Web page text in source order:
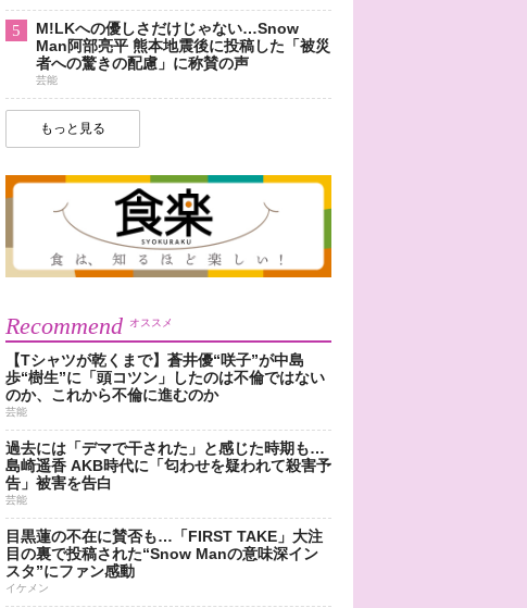
5
M!LKへの優しさだけじゃない…Snow
Man阿部亮平 熊本地震後に投稿した「被災
者への驚きの配慮」に称賛の声
芸能
もっと見る
Recommend オススメ
【Tシャツが乾くまで】蒼井優“咲子”が中島
歩“樹生”に「頭コツン」したのは不倫ではない
のか、これから不倫に進むのか
芸能
過去には「デマで干された」と感じた時期も…
島崎遥香 AKB時代に「匂わせを疑われて殺害予
告」被害を告白
芸能
目黒蓮の不在に賛否も…「FIRST TAKE」大注
目の裏で投稿された“Snow Manの意味深イン
スタ”にファン感動
イケメン